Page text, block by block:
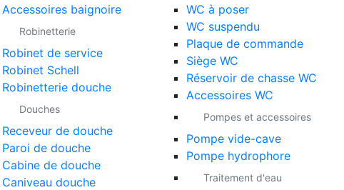
Accessoires baignoire
Robinetterie
Robinet de service
Robinet Schell
Robinetterie douche
Douches
Receveur de douche
Paroi de douche
Cabine de douche
Caniveau douche
WC à poser
WC suspendu
Plaque de commande
Siège WC
Réservoir de chasse WC
Accessoires WC
Pompes et accessoires
Pompe vide-cave
Pompe hydrophore
Traitement d'eau